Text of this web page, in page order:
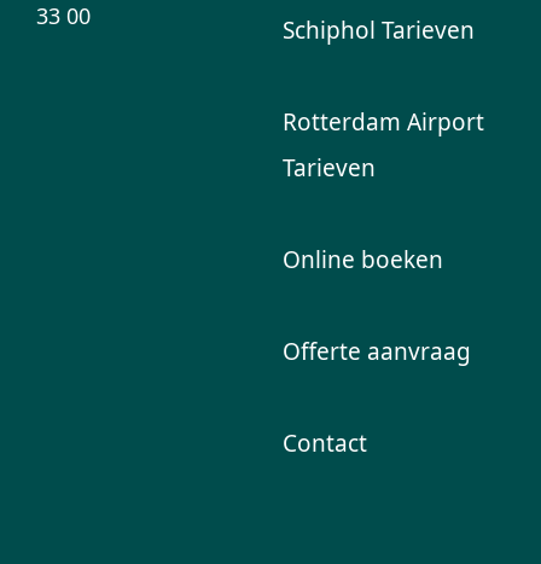
33 00
Schiphol Tarieven
Rotterdam Airport
Tarieven
Online boeken
Offerte aanvraag
Contact